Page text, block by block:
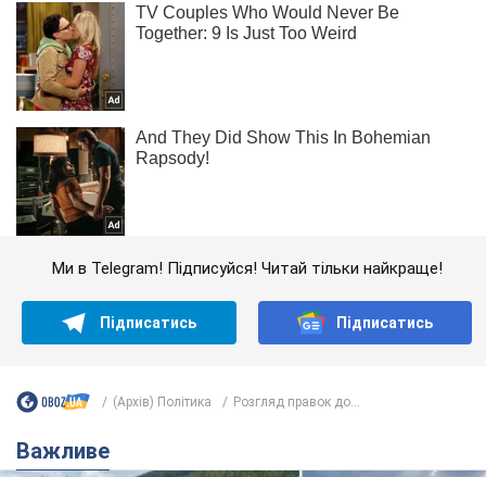
Ми в Telegram! Підписуйся! Читай тільки найкраще!
Підписатись Підписатись
(Архів) Політика Розгляд правок до...
Важливе